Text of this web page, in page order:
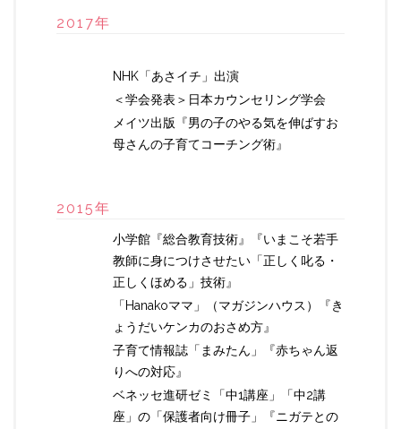
2017年
NHK「あさイチ」出演
＜学会発表＞日本カウンセリング学会
メイツ出版『男の子のやる気を伸ばすお
母さんの子育てコーチング術』
2015年
小学館『総合教育技術』『いまこそ若手
教師に身につけさせたい「正しく叱る・
正しくほめる」技術』
「Hanakoママ」（マガジンハウス）『き
ょうだいケンカのおさめ方』
子育て情報誌「まみたん」『赤ちゃん返
りへの対応』
ベネッセ進研ゼミ「中1講座」「中2講
座」の「保護者向け冊子」『ニガテとの